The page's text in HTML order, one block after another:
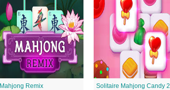
Mahjong Remix Solitaire Mahjong Candy 2